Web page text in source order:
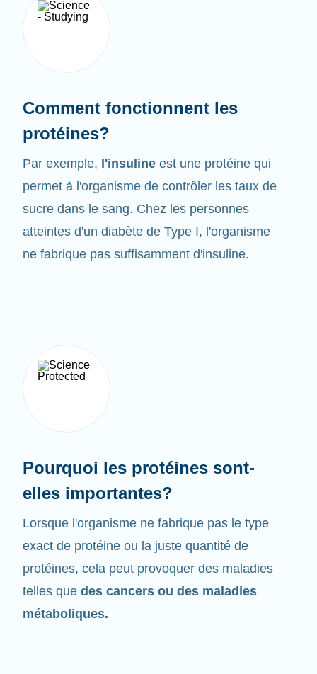
Comment fonctionnent les
protéines?
Par exemple, l'insuline est une protéine qui
permet à l'organisme de contrôler les taux de
sucre dans le sang. Chez les personnes
atteintes d'un diabète de Type I, l'organisme
ne fabrique pas suffisamment d'insuline.
Pourquoi les protéines sont-
elles importantes?
Lorsque l'organisme ne fabrique pas le type
exact de protéine ou la juste quantité de
protéines, cela peut provoquer des maladies
telles que des cancers ou des maladies
métaboliques.